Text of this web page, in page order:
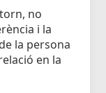
no
i la
la persona
en la